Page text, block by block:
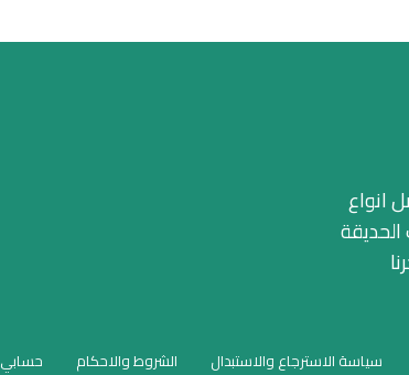
انواع
الحديقة
سياسة الاسترجاع والاستبدال الشروط والاحكام حسابي